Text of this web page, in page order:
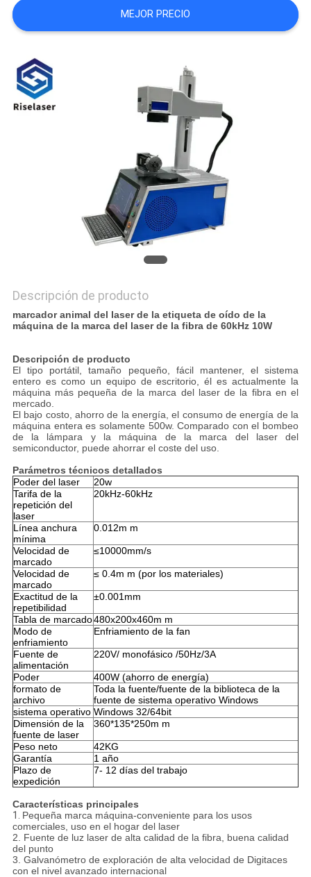
САЙТ
MAPA
DEL
SITIO
MEJOR PRECIO
Descripción de producto
marcador animal del laser de la etiqueta de oído de la
máquina de la marca del laser de la fibra de 60kHz 10W
Descripción de producto
El tipo portátil, tamaño pequeño, fácil mantener, el sistema
entero es como un equipo de escritorio, él es actualmente la
máquina más pequeña de la marca del laser de la fibra en el
mercado.
El bajo costo, ahorro de la energía, el consumo de energía de la
máquina entera es solamente 500w. Comparado con el bombeo
de la lámpara y la máquina de la marca del laser del
semiconductor, puede ahorrar el coste del uso.
Parámetros técnicos detallados
Poder del laser
20w
Tarifa de la
repetición del
laser
20kHz-60kHz
Línea anchura
mínima
0.012m m
Velocidad de
marcado
≤10000mm/s
Velocidad de
marcado
≤ 0.4m m (por los materiales)
Exactitud de la
repetibilidad
±0.001mm
Tabla de marcado480x200x460m m
Modo de
enfriamiento
Enfriamiento de la fan
Fuente de
alimentación
220V/ monofásico /50Hz/3A
Poder
400W (ahorro de energía)
formato de
archivo
Toda la fuente/fuente de la biblioteca de la
fuente de sistema operativo Windows
sistema operativo Windows 32/64bit
Dimensión de la
fuente de laser
360*135*250m m
Peso neto
42KG
Garantía
1 año
Plazo de
expedición
7- 12 días del trabajo
Características principales
1. Pequeña marca máquina-conveniente para los usos
comerciales, uso en el hogar del laser
2. Fuente de luz laser de alta calidad de la fibra, buena calidad
del punto
3. Galvanómetro de exploración de alta velocidad de Digitaces
con el nivel avanzado internacional